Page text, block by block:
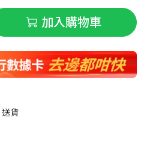
加入購物車
送貨